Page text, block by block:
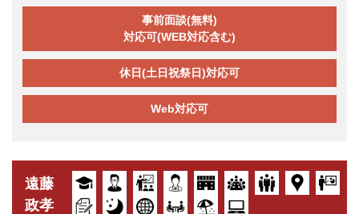
事前面談(無料)
対応可(WEB対応含む)
休日(土日祝祭日)対応可
Web対応可
遠藤
政孝